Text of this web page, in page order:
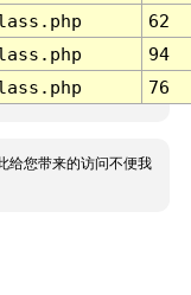
62
94
76
给您带来的访问不便我